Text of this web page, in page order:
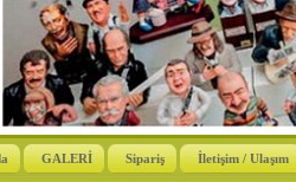
GALERİ Sipariş İletişim / Ulaşım